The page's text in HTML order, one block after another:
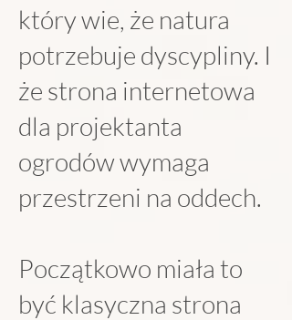
który wie, że natura
potrzebuje dyscypliny. I
że strona internetowa
dla projektanta
ogrodów wymaga
przestrzeni na oddech.
Początkowo miała to
być klasyczna strona